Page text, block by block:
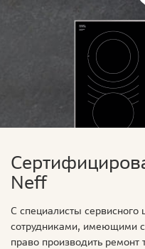
Neff
С специалисты
сотрудниками, имеющими
право производить ремонт